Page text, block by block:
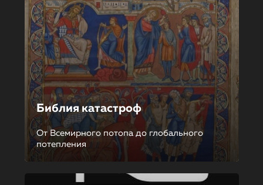
Библия катастроф
От Всемирного потопа до глобального
потепления